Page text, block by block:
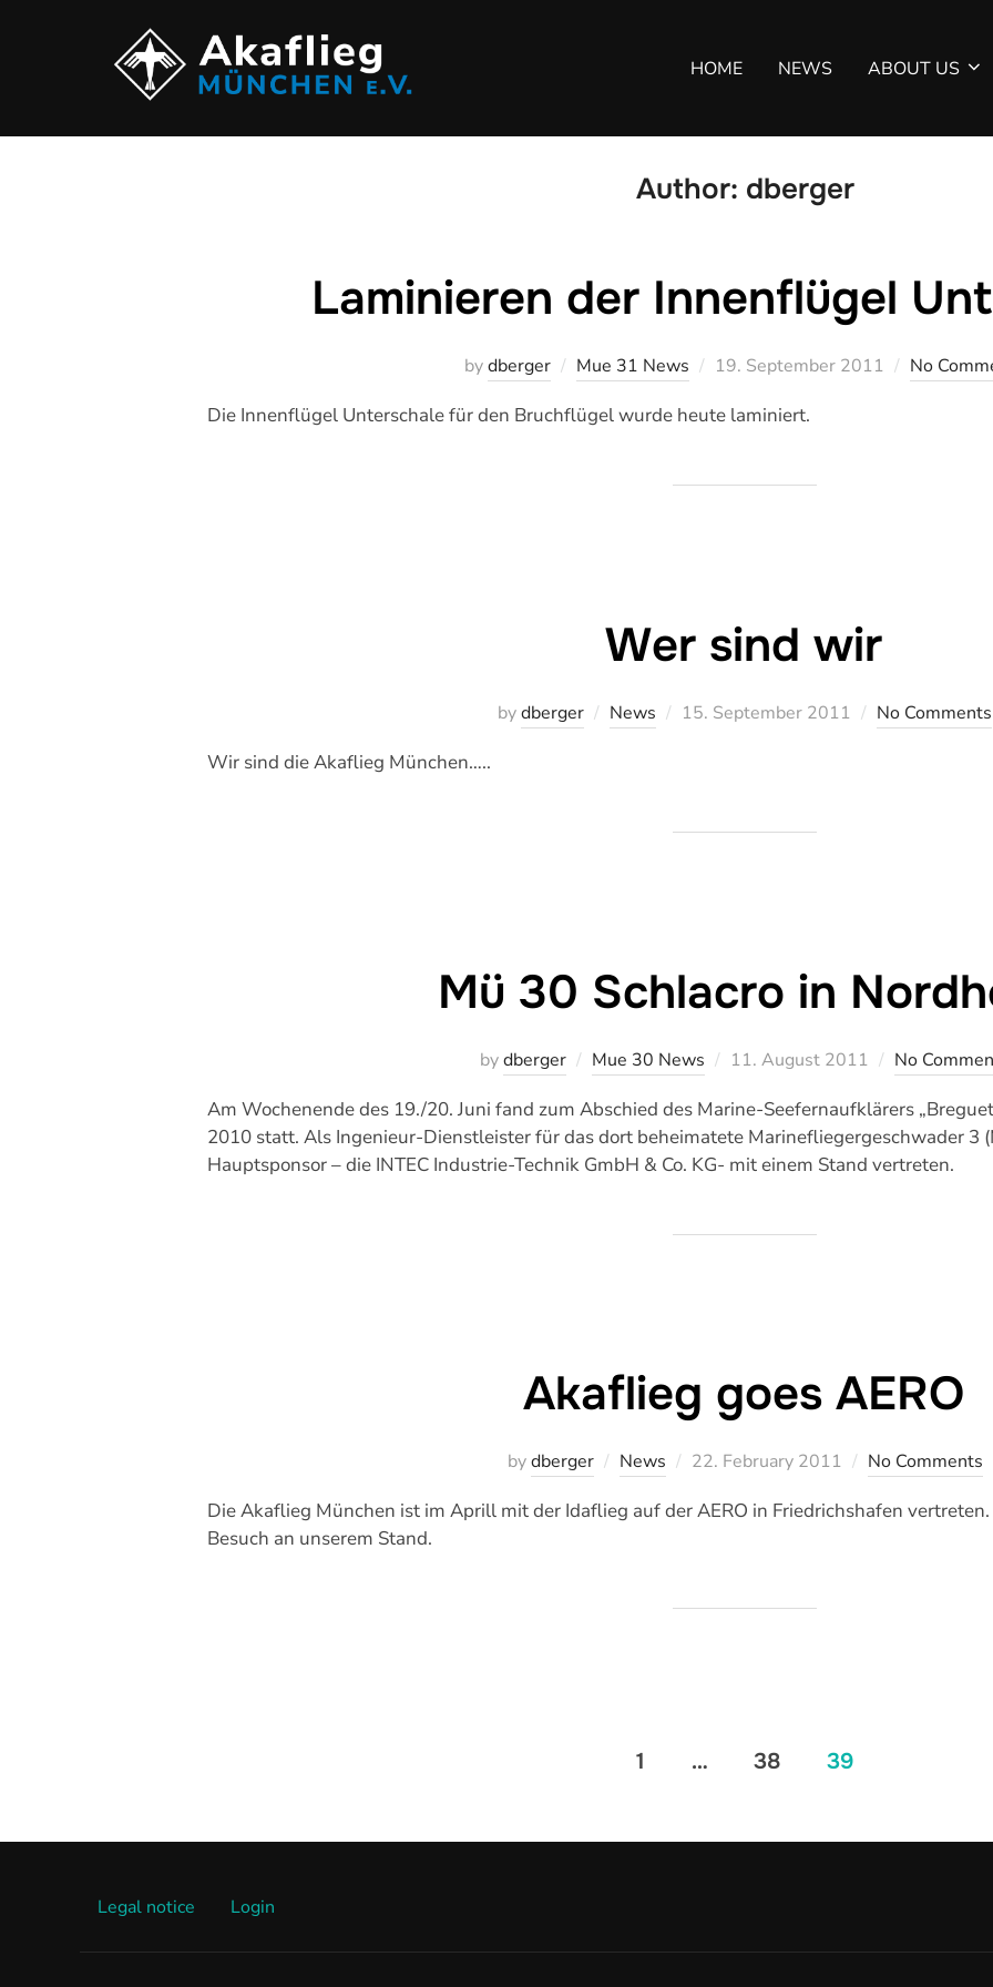
HOME NEWS ABOUT US
Author: dberger
Laminieren der Innenflügel
bydberger Mue 31 News
Veröffentlicht
19. September 2011 No
Die Innenflügel Unterschale für den Bruchflügel wurde heute laminiert.
Wer sind wir
bydberger News
Veröffentlicht
15. September 2011 No Comments
Wir sind die Akaflieg München…..
Mü 30 Schlacro in
bydberger Mue 30 News
Veröffentlicht
11. August 2011 No
Am Wochenende des 19./20. Juni fand zum Abschied des Marine-Seefernaufklärers
2010 statt. Als Ingenieur-Dienstleister für das dort beheimatete Marinefliegergeschwader 3
Hauptsponsor – die INTEC Industrie-Technik GmbH & Co. KG- mit einem Stand vertreten.
Akaflieg goes AERO
bydberger News
Veröffentlicht
22. February 2011 No Comments
Die Akaflieg München ist im Aprill mit der Idaflieg auf der AERO in Friedrichshafen
Besuch an unserem Stand.
Beiträge
1 … 38 39
Legal notice Login